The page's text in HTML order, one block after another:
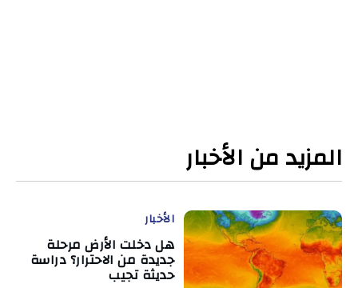
المزيد من الأخبار
الأخبار
هل دخلت الأرض مرحلة
جديدة من الاحترار؟ دراسة
حديثة تجيب